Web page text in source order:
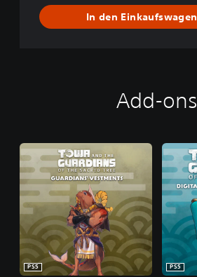
In den Einkaufswagen
Add-ons
PS5
PS5